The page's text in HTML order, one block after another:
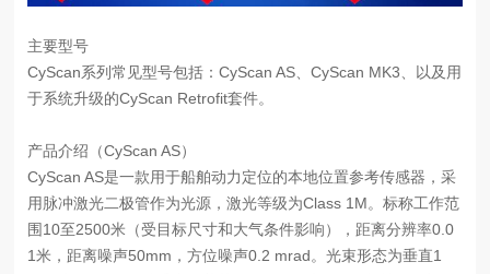
主要型号
CyScan系列常见型号包括：CyScan AS、CyScan MK3、以及用
于系统升级的CyScan Retrofit套件。
产品介绍（CyScan AS）
CyScan AS是一款用于船舶动力定位的本地位置参考传感器，采
用脉冲激光二极管作为光源，激光等级为Class 1M。标称工作范
围10至2500米（受目标尺寸和大气条件影响），距离分辨率0.0
1米，距离噪声50mm，方位噪声0.2 mrad。光束形态为垂直1